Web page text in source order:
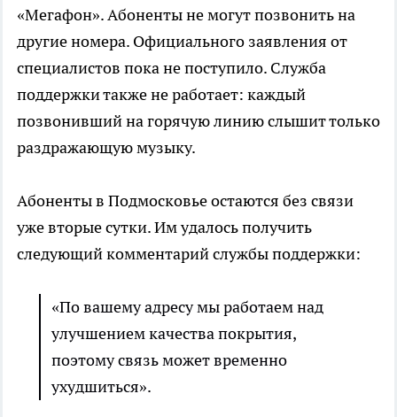
«Мегафон». Абоненты не могут позвонить на
другие номера. Официального заявления от
специалистов пока не поступило. Служба
поддержки также не работает: каждый
позвонивший на горячую линию слышит только
раздражающую музыку.
Абоненты в Подмосковье остаются без связи
уже вторые сутки. Им удалось получить
следующий комментарий службы поддержки:
«По вашему адресу мы работаем над
улучшением качества покрытия,
поэтому связь может временно
ухудшиться».